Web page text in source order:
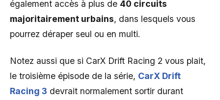
également accès à plus de 40 circuits
majoritairement urbains, dans lesquels vous
pourrez déraper seul ou en multi.
Notez aussi que si CarX Drift Racing 2 vous plait,
le troisième épisode de la série, CarX Drift
Racing 3 devrait normalement sortir durant